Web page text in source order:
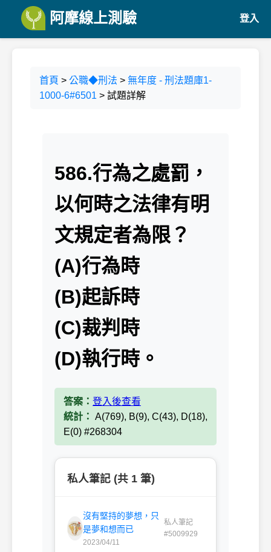
阿摩線上測驗 登入
首頁 > 公職◆刑法 > 無年度 - 刑法題庫1-
1000-6#6501 > 試題詳解
586.行為之處罰，
以何時之法律有明
文規定者為限？
(A)行為時
(B)起訴時
(C)裁判時
(D)執行時。
答案： 登入後查看
統計： A(769), B(9), C(43), D(18),
E(0) #268304
私人筆記 (共 1 筆)
沒有堅持的夢想，只
是夢和想而已
2023/04/11
私人筆記
#5009929